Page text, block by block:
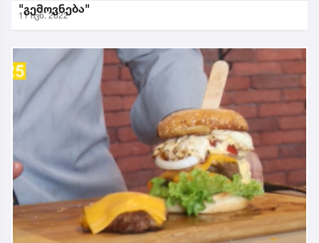
"გემოვნება"
11 ივნ. 2022